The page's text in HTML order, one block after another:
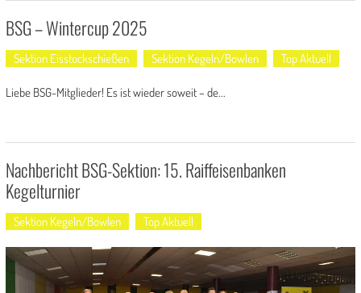
BSG – Wintercup 2025
Sektion Eisstockschießen Sektion Kegeln/Bowlen Top Aktuell
Liebe BSG-Mitglieder! Es ist wieder soweit – de...
Nachbericht BSG-Sektion: 15. Raiffeisenbanken
Kegelturnier
Sektion Kegeln/Bowlen Top Aktuell